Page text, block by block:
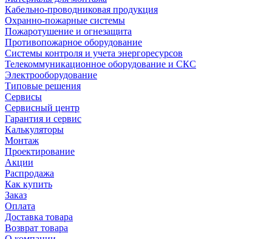
Кабельно-проводниковая продукция
Охранно-пожарные системы
Пожаротушение и огнезащита
Противопожарное оборудование
Системы контроля и учета энергоресурсов
Телекоммуникационное оборудование и СКС
Электрооборудование
Типовые решения
Сервисы
Сервисный центр
Гарантия и сервис
Калькуляторы
Монтаж
Проектирование
Акции
Распродажа
Как купить
Заказ
Оплата
Доставка товара
Возврат товара